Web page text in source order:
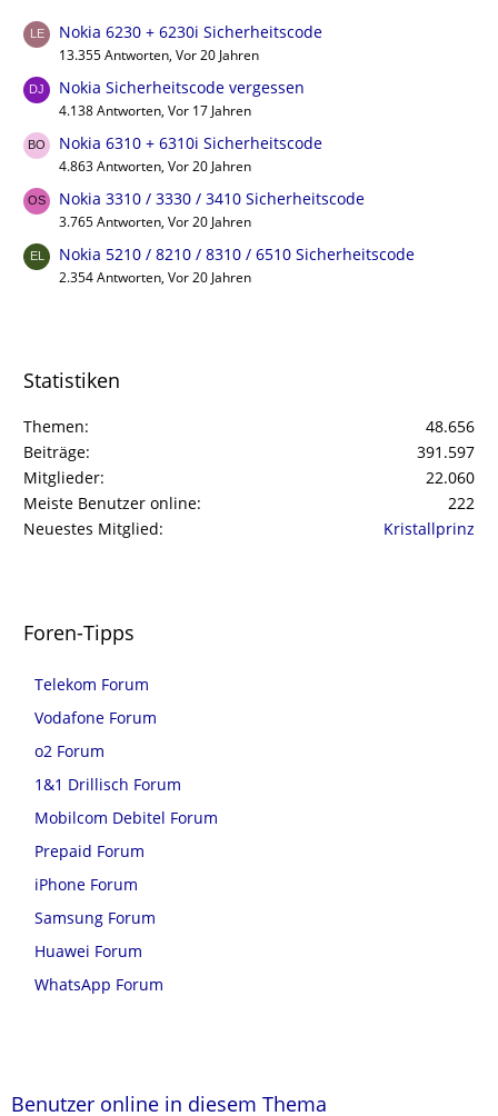
Nokia 6230 + 6230i Sicherheitscode
13.355 Antworten, Vor 20 Jahren
Nokia Sicherheitscode vergessen
4.138 Antworten, Vor 17 Jahren
Nokia 6310 + 6310i Sicherheitscode
4.863 Antworten, Vor 20 Jahren
Nokia 3310 / 3330 / 3410 Sicherheitscode
3.765 Antworten, Vor 20 Jahren
Nokia 5210 / 8210 / 8310 / 6510 Sicherheitscode
2.354 Antworten, Vor 20 Jahren
Statistiken
Themen
48.656
Beiträge
391.597
Mitglieder
22.060
Meiste Benutzer online
222
Neuestes Mitglied
Kristallprinz
Foren-Tipps
Telekom Forum
Vodafone Forum
o2 Forum
1&1 Drillisch Forum
Mobilcom Debitel Forum
Prepaid Forum
iPhone Forum
Samsung Forum
Huawei Forum
WhatsApp Forum
Benutzer online in diesem Thema